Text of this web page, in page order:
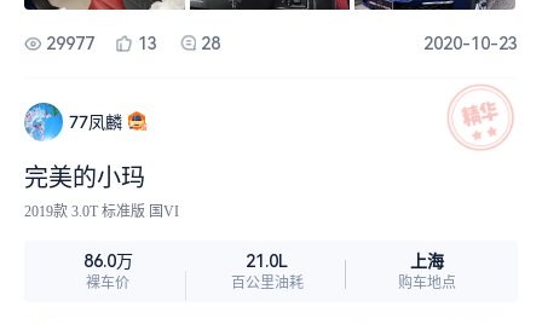
29977 13 28 2020-10-23
77凤麟
完美的小玛
2019款 3.0T 标准版 国VI
86.0万
裸车价
21.0L
百公里油耗
上海
购车地点